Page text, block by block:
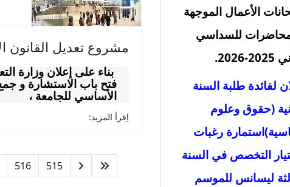
الأعمال الموجهة
للسداسي
2026.
لفائدة طلبة السنة
(حقوق وعلوم
استمارة رغبات
التخصص في السنة
ليسانس للموسم
مشروع تعديل القانون
بناء على إعلان وزارة
فتح باب الاستشارة و
الأساسي للجامعة ،
اِقرأ المزيد:
515
516